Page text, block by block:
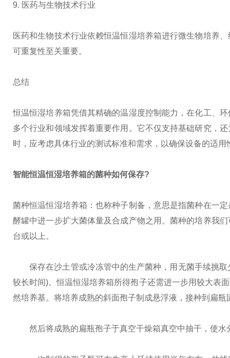
9. 医药与生物技术行业
医药和生物技术行业依赖恒温恒湿培养箱进行微生物培养
可重复性至关重要。
总结
恒温恒湿培养箱凭借其精确的温湿度控制能力，在化工、
多个行业和领域发挥着重要作用。它不仅支持基础研究，
时，应考虑具体行业的测试标准和需求，以确保设备的适用
智能恒温恒湿培养箱的菌种如何保存?
菌种恒温恒湿培养箱：也称种子制备，意思是指菌种在一
酵罐中进一步扩大菌体量及合成产物之用。菌种的培养我
台或以上。
保存在沙土管或冷冻管中的生产菌种，用无菌手续挑取
较长时间)。恒温恒湿培养箱所得孢子还需进一步用较大表
然培养基。将培养成熟的斜面孢子制成悬浮液，接种到扁
然后将成熟的扁瓶孢子于真空干燥箱真空中抽干，使水